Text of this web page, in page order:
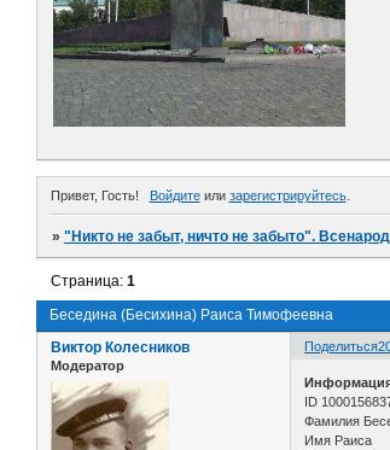
Привет, Гость! Войдитеили зарегистрируйтесь.
»"Никто не забыт, ничто не забыто".
Беседина (Бесихина) Раиса Тимофеевна
Страница:1
Поделиться
Виктор Колесников
Модератор
Информация
ID
Фамилия
Имя Раиса